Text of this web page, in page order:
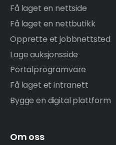
Få laget en nettside
Få laget en nettbutikk
Opprette et jobbnettsted
Lage auksjonsside
Portalprogramvare
Få laget et intranett
Bygge en digital plattform
Om oss